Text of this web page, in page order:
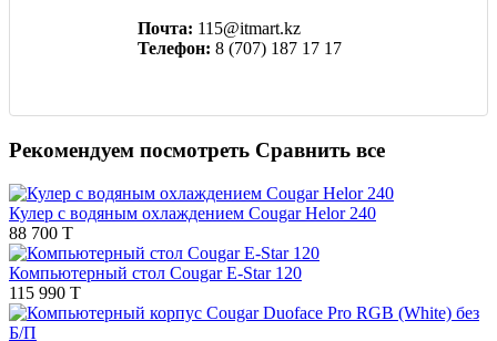
Почта: 115@itmart.kz
Телефон: 8 (707) 187 17 17
Рекомендуем посмотреть Сравнить все
Кулер с водяным охлаждением Cougar Helor 240
88 700 T
Компьютерный стол Cougar E-Star 120
115 990 T